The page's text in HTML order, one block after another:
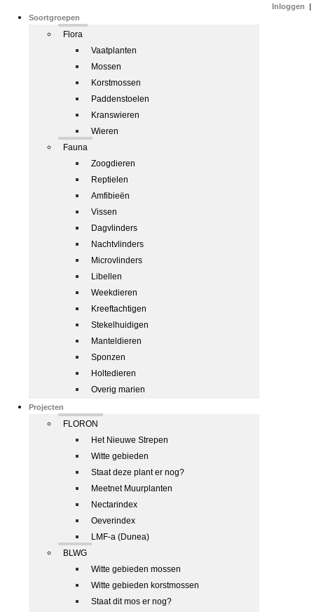
Soortgroepen
Flora
Vaatplanten
Mossen
Korstmossen
Paddenstoelen
Kranswieren
Wieren
Fauna
Zoogdieren
Reptielen
Amfibieën
Vissen
Dagvlinders
Nachtvlinders
Microvlinders
Libellen
Weekdieren
Kreeftachtigen
Stekelhuidigen
Manteldieren
Sponzen
Holtedieren
Overig marien
Projecten
FLORON
Het Nieuwe Strepen
Witte gebieden
Staat deze plant er nog?
Meetnet Muurplanten
Nectarindex
Oeverindex
LMF-a (Dunea)
BLWG
Witte gebieden mossen
Witte gebieden korstmossen
Staat dit mos er nog?
Inloggen |